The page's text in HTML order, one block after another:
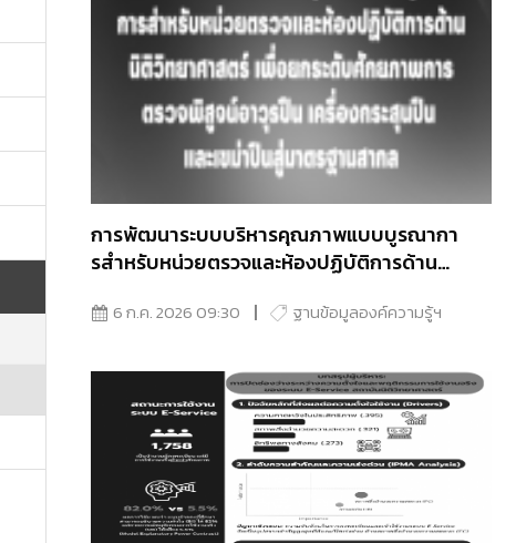
การพัฒนาระบบบริหารคุณภาพแบบบูรณากา
รสําหรับหน่วยตรวจและห้องปฏิบัติการด้าน
พิสูจน์อาวุธปืน เครื่องกระสุนปืน และเขม่าปืนสู่
6 ก.ค. 2026 09:30 ฐานข้อมูลองค์ความรู้ฯ